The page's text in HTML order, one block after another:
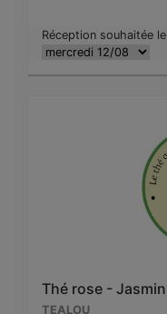
Réception souhaitée le
Thé rose - Jasmin
TEALOU